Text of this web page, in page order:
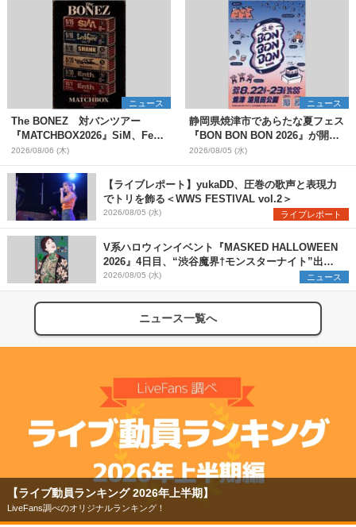
ニュース
The BONEZ 対バンツアー
『MATCHBOX2026』SiM、Fear,
and Loathing in Las Vegasら対
バンアーティストを一斉解禁
2026/08/06 (木)
ニュース
静岡県焼津市であらたな夏フェス
『BON BON BON 2026』が開
催 音楽ライブ×盆踊り×DJ×屋台
グルメ×ランタンナイトで彩る2日
間
2026/08/05 (水)
【ライブレポート】yukaDD、圧巻の歌声と表現力
でトリを飾る＜WWS FESTIVAL vol.2＞
2026/08/05 (水) ライブレポート
V系ハロウィンイベント『MASKED HALLOWEEN
2026』4日目、“渋谷魔界†モンスターナイト”出演6
組を発表
2026/08/05 (水) ニュース
ニュース一覧へ
【ライブ動員ランキング 2026年上半期】
LiveFans調べのオリジナルランキング！